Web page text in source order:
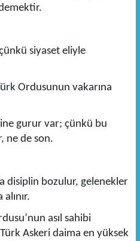
siyaset eliyle
Ordusunun vakarına
gurur var; çünkü bu
ne de son.
disiplin bozulur, gelenekler
asıl sahibi
Askeri daima en yüksek